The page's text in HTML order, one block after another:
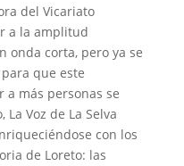
del Vicariato
a la amplitud
onda corta, pero ya se
que este
a más personas se
Voz de La Selva
con los
de Loreto: las